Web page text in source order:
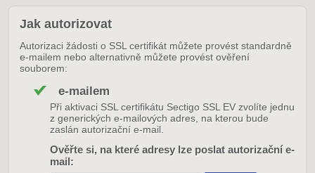
Jak autorizovat
Autorizaci žádosti o SSL certifikát můžete provést standardně
e-mailem nebo alternativně můžete provést ověření
souborem:
e-mailem
Při aktivaci SSL certifikátu Sectigo SSL EV zvolíte jednu
z generických e-mailových adres, na kterou bude
zaslán autorizační e-mail.
Ověřte si, na které adresy lze poslat autorizační e-
mail: